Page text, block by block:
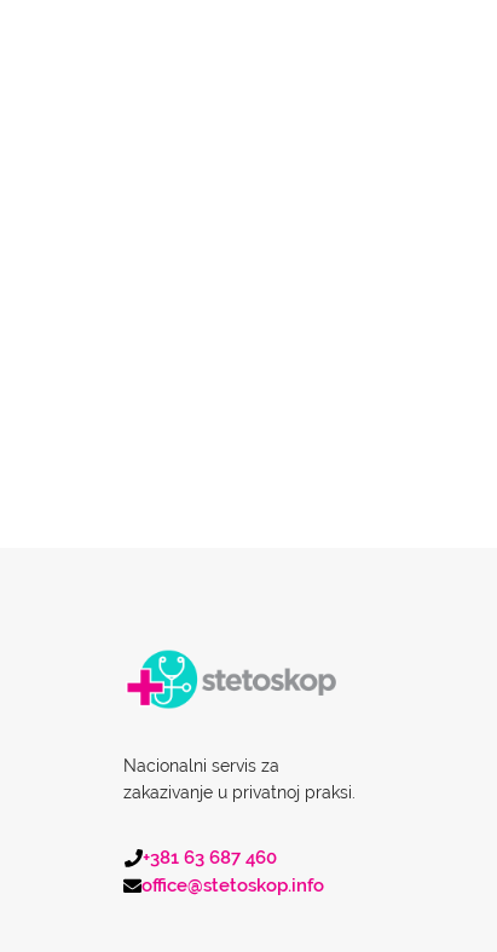
Nacionalni servis za
zakazivanje u privatnoj praksi.
+381 63 687 460
office@stetoskop.info